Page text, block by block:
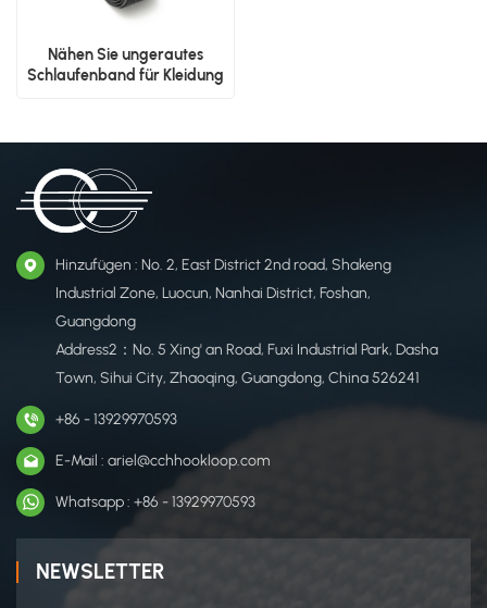
Nähen Sie ungerautes
Schlaufenband für Kleidung
Hinzufügen : No. 2, East District 2nd road, Shakeng
Industrial Zone, Luocun, Nanhai District, Foshan,
Guangdong
Address2：No. 5 Xing' an Road, Fuxi Industrial Park, Dasha
Town, Sihui City, Zhaoqing, Guangdong, China 526241
+86 - 13929970593
E-Mail : ariel@cchhookloop.com
Whatsapp : +86 - 13929970593
NEWSLETTER